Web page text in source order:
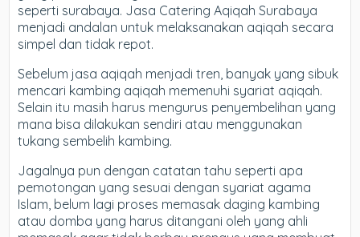
seperti surabaya. Jasa Catering Aqiqah Surabaya
menjadi andalan untuk melaksanakan aqiqah secara
simpel dan tidak repot.
Sebelum jasa aqiqah menjadi tren, banyak yang sibuk
mencari kambing aqiqah memenuhi syariat aqiqah.
Selain itu masih harus mengurus penyembelihan yang
mana bisa dilakukan sendiri atau menggunakan
tukang sembelih kambing.
Jagalnya pun dengan catatan tahu seperti apa
pemotongan yang sesuai dengan syariat agama
Islam, belum lagi proses memasak daging kambing
atau domba yang harus ditangani oleh yang ahli